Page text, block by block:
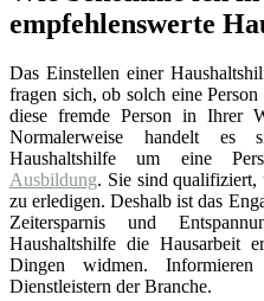
empfehlenswerte
Das Einstellen einer
fragen sich, ob solch eine
diese fremde Person in Ihrer
Normalerweise handelt es
Haushaltshilfe um eine
Ausbildung. Sie sind qualifiziert,
zu erledigen. Deshalb ist das
Zeitersparnis und
Haushaltshilfe die Hausarbeit
Dingen widmen.
Dienstleistern der Branche.